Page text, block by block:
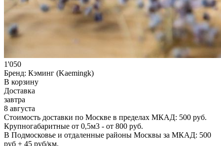
1'050
Бренд: Кэминг (Kaemingk)
В корзину
Доставка
завтра
8 августа
Стоимость доставки по Москве в пределах МКАД: 500 руб.
Крупногабаритные от 0,5м3 - от 800 руб.
В Подмосковье и отдаленные районы Москвы за МКАД: 500
руб + 45 руб/км.